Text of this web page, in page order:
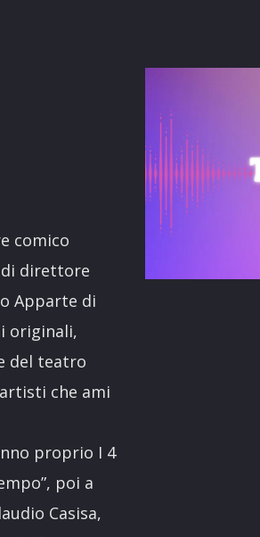
comico
direttore
Apparte di
originali,
del teatro
che ami
proprio I 4
poi a
Casisa,